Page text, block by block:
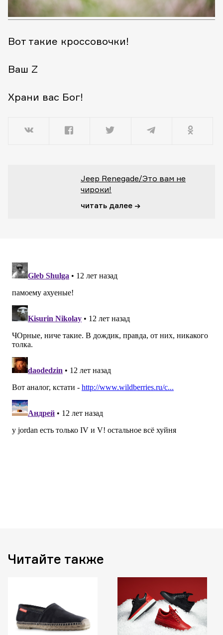
Вот такие кроссовочки!
Ваш Z
Храни вас Бог!
Jeep Renegade/Это вам не
чироки!
читать далее →
Читайте также